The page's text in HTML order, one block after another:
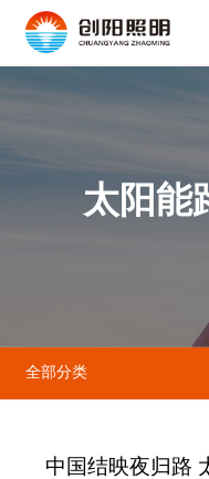
太阳能
全部分类
中国结映夜归路